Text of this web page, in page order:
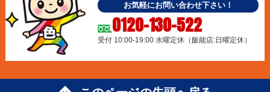
お気軽にお問い合わせ下さい！
0120-130-522
受付 10:00-19:00 水曜定休（飯能店:日曜定休）